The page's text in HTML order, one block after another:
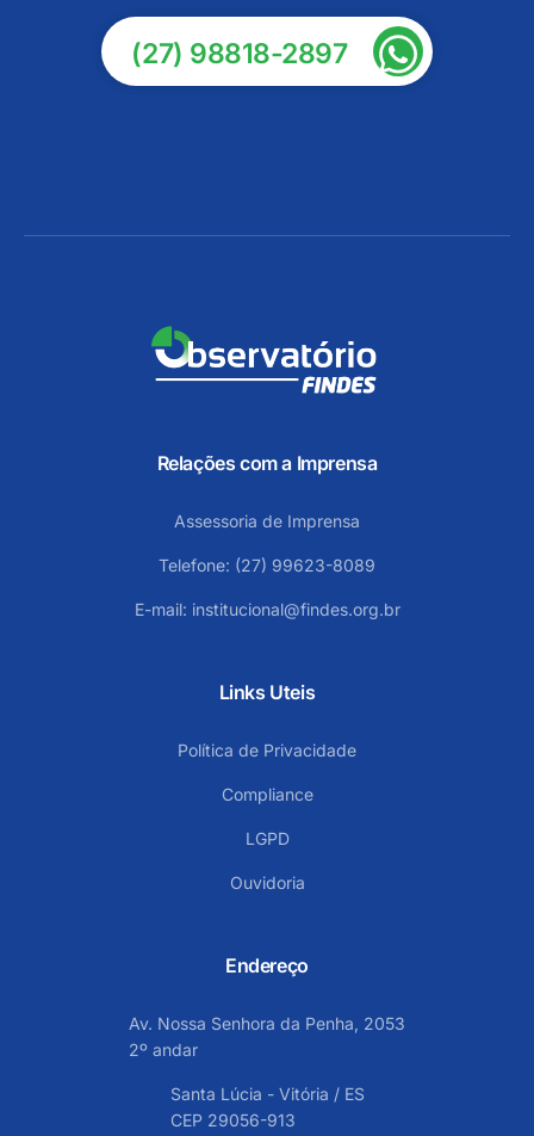
(27) 98818-2897
Relações com a Imprensa
Assessoria de Imprensa
Telefone: (27) 99623-8089
E-mail: institucional@findes.org.br
Links Uteis
Política de Privacidade
Compliance
LGPD
Ouvidoria
Endereço
Av. Nossa Senhora da Penha, 2053
2º andar
Santa Lúcia - Vitória / ES
CEP 29056-913